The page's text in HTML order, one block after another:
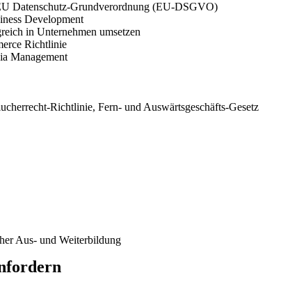
Datenschutz-Grundverordnung (EU-DSGVO)
Development
in Unternehmen umsetzen
Richtlinie
Management
Richtlinie, Fern- und Auswärtsgeschäfts-Gesetz
Aus- und Weiterbildung